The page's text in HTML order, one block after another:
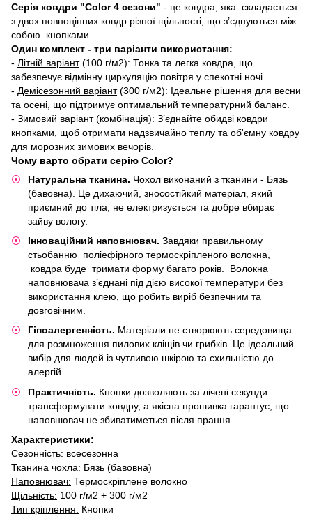
Серія ковдри "Color 4 сезони" - це ковдра, яка складається
з двох повноцінних ковдр різної щільності, що з’єднуються між
собою кнопками.
​Один комплект - три варіанти використання:
​- Літній варіант(100 г/м2): Тонка та легка ковдра, що
забезпечує відмінну циркуляцію повітря у спекотні ночі.
- ​ Демісезонний варіант(300 г/м2): Ідеальне рішення для весни
та осені, що підтримує оптимальний температурний баланс.
- ​ Зимовий варіант(комбінація): З’єднайте обидві ковдри
кнопками, щоб отримати надзвичайно теплу та об'ємну ковдру
для морозних зимових вечорів.
​Чому варто обрати серію Color?
​Натуральна тканина. Чохол виконаний з тканини - Бязь
(бавовна). Це дихаючий, зносостійкий матеріал, який
приємний до тіла, не електризується та добре вбирає
зайву вологу.
​Інноваційний наповнювач. Завдяки правильному
стьобанню поліефірного термоскріпленого волокна,
ковдра буде тримати форму багато років. Волокна
наповнювача з’єднані під дією високої температури без
використання клею, що робить виріб безпечним та
довговічним.
​Гіпоалергенність. Матеріали не створюють середовища
для розмноження пилових кліщів чи грибків. Це ідеальний
вибір для людей із чутливою шкірою та схильністю до
алергій.
​Практичність. Кнопки дозволяють за лічені секунди
трансформувати ковдру, а якісна прошивка гарантує, що
наповнювач не збиватиметься після прання.
Характеристики:
Сезонність: всесезонна
​Тканина чохла: Бязь (бавовна)
​Наповнювач: Термоскріплене волокно
​Щільність: 100 г/м2 + 300 г/м2
​Тип кріплення: Кнопки